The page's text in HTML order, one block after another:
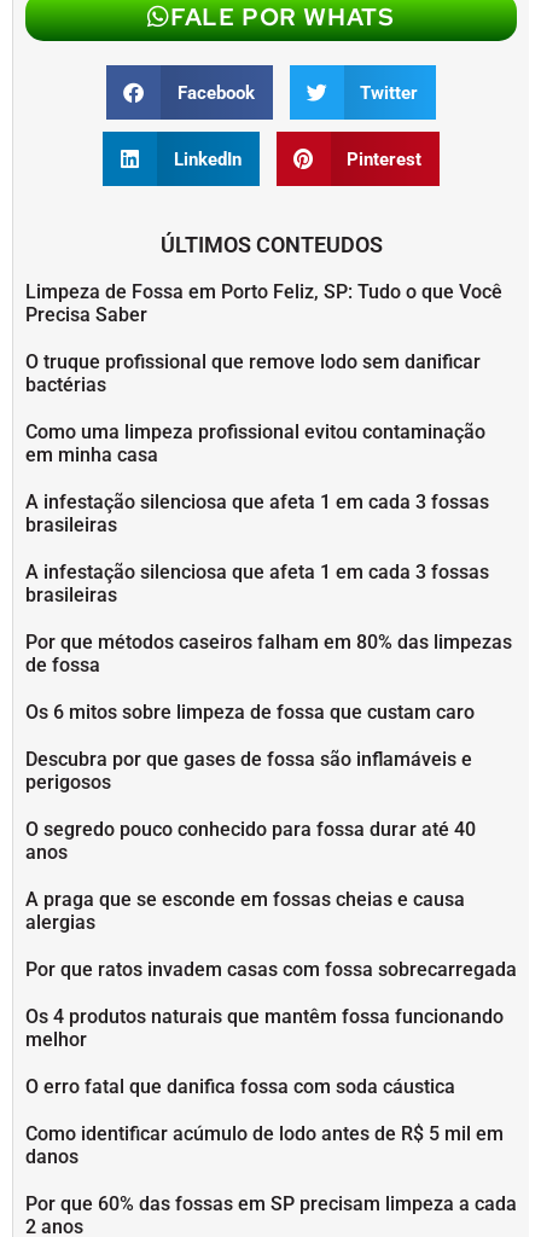
FALE POR WHATS
Facebook Twitter
LinkedIn Pinterest
ÚLTIMOS CONTEUDOS
Limpeza de Fossa em Porto Feliz, SP: Tudo o que Você
Precisa Saber
O truque profissional que remove lodo sem danificar
bactérias
Como uma limpeza profissional evitou contaminação
em minha casa
A infestação silenciosa que afeta 1 em cada 3 fossas
brasileiras
A infestação silenciosa que afeta 1 em cada 3 fossas
brasileiras
Por que métodos caseiros falham em 80% das limpezas
de fossa
Os 6 mitos sobre limpeza de fossa que custam caro
Descubra por que gases de fossa são inflamáveis e
perigosos
O segredo pouco conhecido para fossa durar até 40
anos
A praga que se esconde em fossas cheias e causa
alergias
Por que ratos invadem casas com fossa sobrecarregada
Os 4 produtos naturais que mantêm fossa funcionando
melhor
O erro fatal que danifica fossa com soda cáustica
Como identificar acúmulo de lodo antes de R$ 5 mil em
danos
Por que 60% das fossas em SP precisam limpeza a cada
2 anos